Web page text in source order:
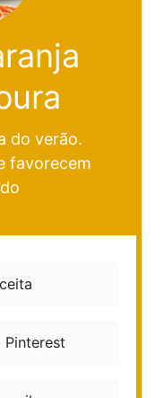
do verão.
favorecem